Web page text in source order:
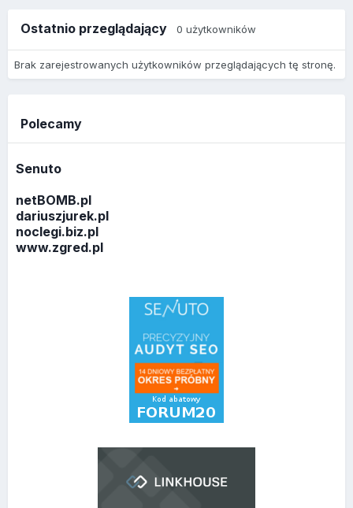
Ostatnio przeglądający 0 użytkowników
Brak zarejestrowanych użytkowników przeglądających tę stronę.
Polecamy
Senuto
netBOMB.pl
dariuszjurek.pl
noclegi.biz.pl
www.zgred.pl